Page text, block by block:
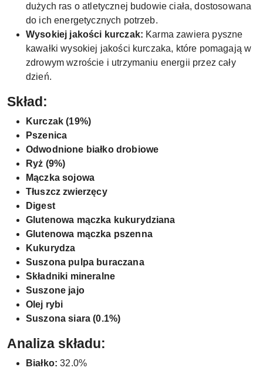
dużych ras o atletycznej budowie ciała, dostosowana
do ich energetycznych potrzeb.
Wysokiej jakości kurczak: Karma zawiera pyszne
kawałki wysokiej jakości kurczaka, które pomagają w
zdrowym wzroście i utrzymaniu energii przez cały
dzień.
Skład:
Kurczak (19%)
Pszenica
Odwodnione białko drobiowe
Ryż (9%)
Mączka sojowa
Tłuszcz zwierzęcy
Digest
Glutenowa mączka kukurydziana
Glutenowa mączka pszenna
Kukurydza
Suszona pulpa buraczana
Składniki mineralne
Suszone jajo
Olej rybi
Suszona siara (0.1%)
Analiza składu:
Białko: 32.0%